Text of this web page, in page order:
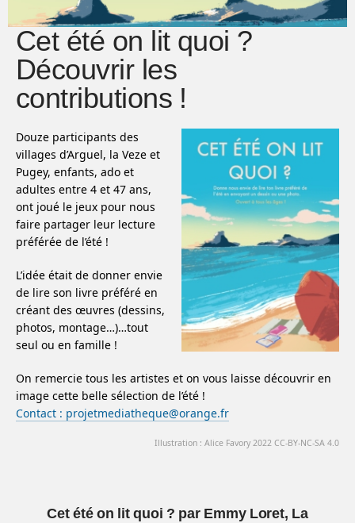
Cet été on lit quoi ?
Découvrir les
contributions !
Douze participants des
villages d’Arguel, la Veze et
Pugey, enfants, ado et
adultes entre 4 et 47 ans,
ont joué le jeux pour nous
faire partager leur lecture
préférée de l’été !
L’idée était de donner envie
de lire son livre préféré en
créant des œuvres (dessins,
photos, montage…)…tout
seul ou en famille !
On remercie tous les artistes et on vous laisse découvrir en
image cette belle sélection de l’été !
Contact : projetmediatheque@orange.fr
Illustration : Alice Favory 2022 CC-BY-NC-SA 4.0
Cet été on lit quoi ? par Emmy Loret, La